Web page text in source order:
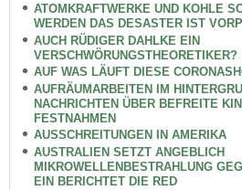
ATOMKRAFTWERKE UND KOHLE
WERDEN DAS DESASTER IST
AUCH RÜDIGER DAHLKE EIN
VERSCHWÖRUNGSTHEORETIKER?
AUF WAS LÄUFT DIESE
AUFRÄUMARBEITEN IM
NACHRICHTEN ÜBER BEFREITE
FESTNAHMEN
AUSSCHREITUNGEN IN AMERIKA
AUSTRALIEN SETZT ANGEBLICH
MIKROWELLENBESTRAHLUNG
EIN BERICHTET DIE RED